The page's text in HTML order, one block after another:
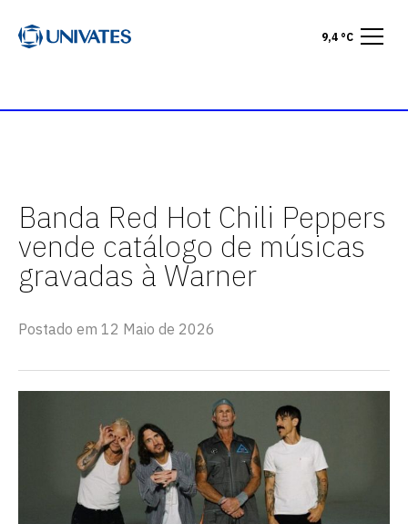
9,4 °C
Banda Red Hot Chili Peppers
vende catálogo de músicas
gravadas à Warner
Postado em 12 Maio de 2026